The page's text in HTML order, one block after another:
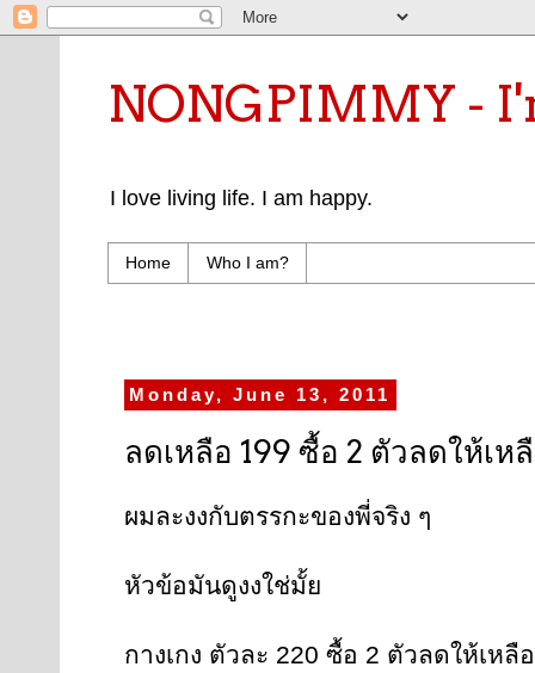
NONGPIMMY -
I love living life. I am happy.
Home Who I am?
Monday, June 13, 2011
ลดเหลือ 199 ซื้อ 2 ตัวลดให้เห
ผมละงงกับตรรกะของพี่จริง ๆ
หัวข้อมันดูงงใช่มั้ย
กางเกง ตัวละ 220 ซื้อ 2 ตัวลดให้เห